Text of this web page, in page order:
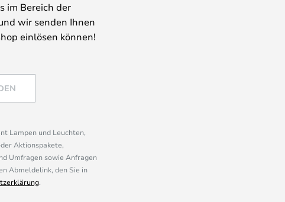
im Bereich der
wir senden Ihnen
einlösen können!
Lampen und Leuchten,
Aktionspakete,
Umfragen sowie Anfragen
Abmeldelink, den Sie in
.